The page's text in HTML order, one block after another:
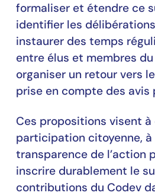
formaliser et étendre ce
identifier les
instaurer des temps
entre élus et membres
organiser un retour vers
prise en compte des avis
Ces propositions visent
participation citoyenne,
transparence de l’action
inscrire durablement le
contributions du Codev